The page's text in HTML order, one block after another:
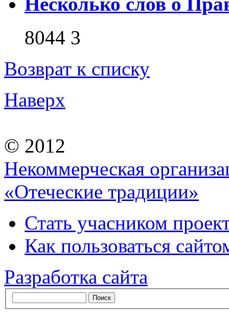
8044 3
Возврат к списку
Наверх
© 2012
Некоммерческая
«Отеческие традиции»
Стать учасником
Как пользоваться
Разработка сайта